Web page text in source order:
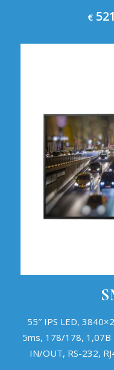
€
55″ IPS LED,
5ms, 178/178, 1,07B
IN/OUT, RS-232,